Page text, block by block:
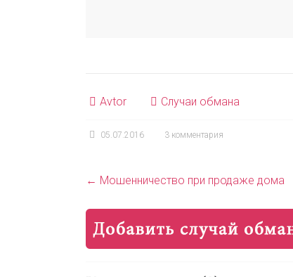
Avtor Случаи обмана
05.07.2016 3 комментария
← Мошенничество при продаже дома